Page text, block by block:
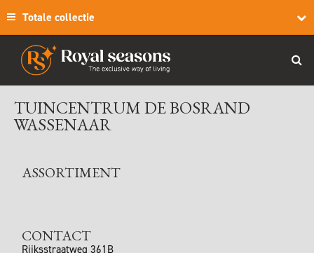
Totale collectie
TUINCENTRUM DE BOSRAND
WASSENAAR
ASSORTIMENT
CONTACT
Rijksstraatweg 361B